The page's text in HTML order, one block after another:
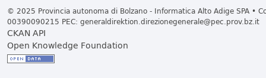
© 2025 Provincia autonoma di Bolzano - Informatica Alto Adige SPA •
00390090215 PEC: generaldirektion.direzionegenerale@pec.prov.bz.it
CKAN API
Open Knowledge Foundation